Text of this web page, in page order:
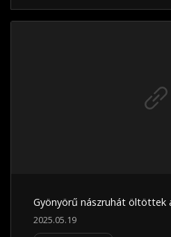
Gyönyörű nászruhát öltöttek
2025.05.19